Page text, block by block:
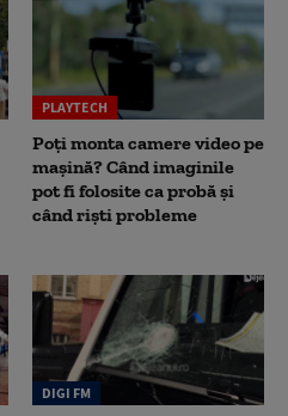
PLAYTECH
Poți monta camere video pe
mașină? Când imaginile
pot fi folosite ca probă și
când riști probleme
DIGI FM